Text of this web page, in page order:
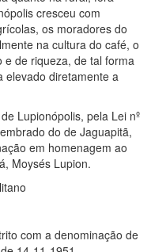
cresceu com
os moradores do
na cultura do café, o
de riqueza, de tal forma
elevado diretamente a
Lupionópolis, pela Lei nº
do de Jaguapitã,
em homenagem ao
Moysés Lupion.
com a denominação de